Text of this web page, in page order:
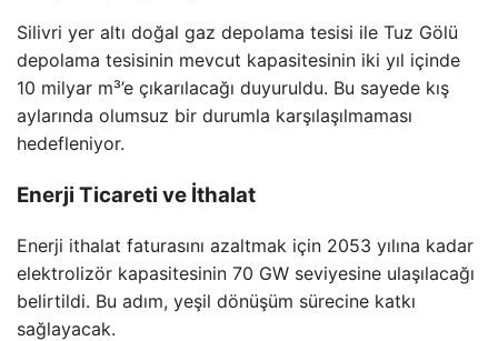
Silivri yer altı doğal gaz depolama tesisi ile Tuz Gölü
depolama tesisinin mevcut kapasitesinin iki yıl içinde
10 milyar m³’e çıkarılacağı duyuruldu. Bu sayede kış
aylarında olumsuz bir durumla karşılaşılmaması
hedefleniyor.
Enerji Ticareti ve İthalat
Enerji ithalat faturasını azaltmak için 2053 yılına kadar
elektrolizör kapasitesinin 70 GW seviyesine ulaşılacağı
belirtildi. Bu adım, yeşil dönüşüm sürecine katkı
sağlayacak.